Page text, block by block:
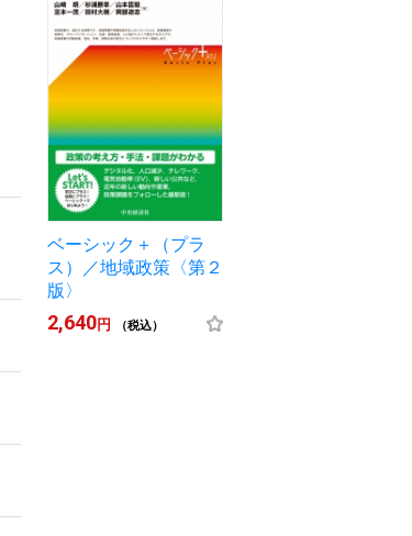
ベーシック＋（プラ
ス）／地域政策〈第２
版〉
2,640円 （税込）